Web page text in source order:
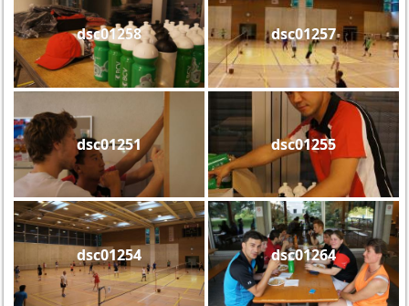
dsc01258 dsc01257
dsc01251 dsc01255
dsc01254 dsc01264